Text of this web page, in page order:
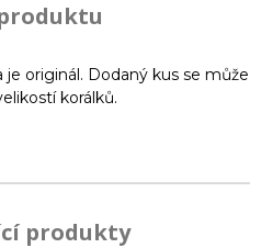
je originál. Dodaný kus se může
korálků.
produkty